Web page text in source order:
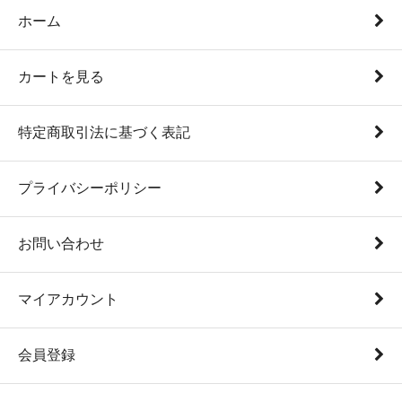
ホーム
カートを見る
特定商取引法に基づく表記
プライバシーポリシー
お問い合わせ
マイアカウント
会員登録